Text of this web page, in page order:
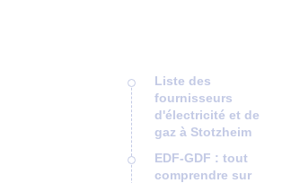
Liste des
fournisseurs
d'électricité et de
gaz à Stotzheim
EDF-GDF : tout
comprendre sur